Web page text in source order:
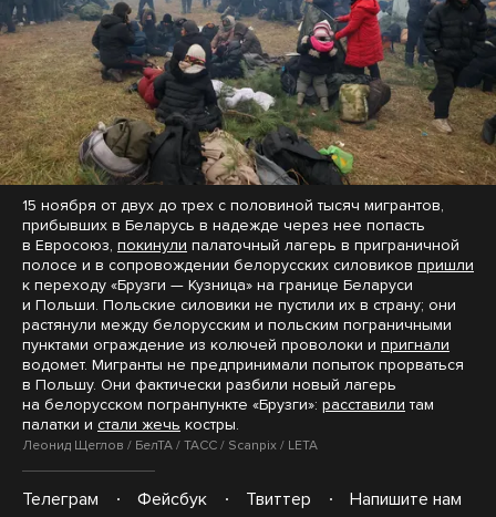
15 ноября от двух до трех с половиной тысяч мигрантов,
прибывших в Беларусь в надежде через нее попасть
в Евросоюз, покинули палаточный лагерь в приграничной
полосе и в сопровождении белорусских силовиков пришли
к переходу «Брузги — Кузница» на границе Беларуси
и Польши. Польские силовики не пустили их в страну; они
растянули между белорусским и польским пограничными
пунктами ограждение из колючей проволоки и пригнали
водомет. Мигранты не предпринимали попыток прорваться
в Польшу. Они фактически разбили новый лагерь
на белорусском погранпункте «Брузги»: расставили там
палатки и стали жечь костры.
Леонид Щеглов / БелТА / ТАСС / Scanpix / LETA
Телеграм Фейсбук Твиттер Напишите нам